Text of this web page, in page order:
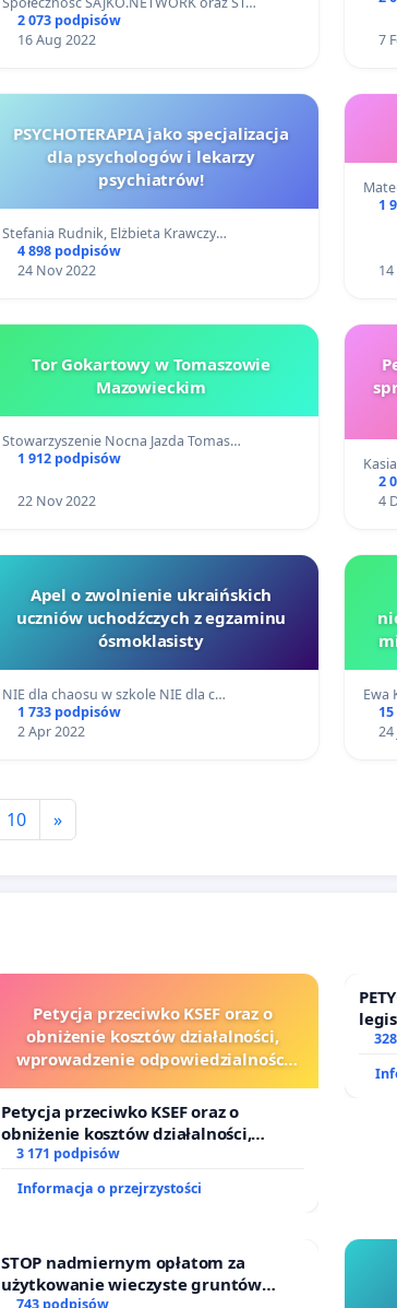
2 073 podpisów
16 Aug 2022
7
PSYCHOTERAPIA jako specjalizacja
dla psychologów i lekarzy
psychiatrów!
Stefania Rudnik, Elżbieta Krawczy…
4 898 podpisów
24 Nov 2022
1
Tor Gokartowy w Tomaszowie
Mazowieckim
Stowarzyszenie Nocna Jazda Tomas…
1 912 podpisów
22 Nov 2022
2
4
Apel o zwolnienie ukraińskich
uczniów uchodźczych z egzaminu
ósmoklasisty
NIE dla chaosu w szkole NIE dla c…
1 733 podpisów
2 Apr 2022
Ewa
24
10 »
Petycja przeciwko KSEF oraz o
obniżenie kosztów działalności,
wprowadzenie odpowiedzialności
sędziów
Petycja przeciwko KSEF oraz o
obniżenie kosztów działalności,
wprowadzenie odpowiedzialności
finansowej kluczowych urzędników i
sędziów
3 171 podpisów
Informacja o przejrzystości
STOP nadmiernym opłatom za
użytkowanie wieczyste gruntów